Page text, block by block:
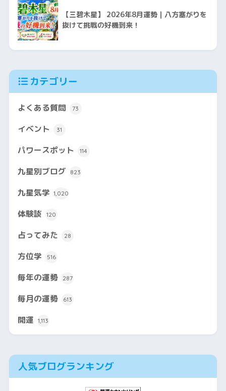
【三碧木星】 2026年8月運勢｜八方塞がりを
抜けて挑戦の好機到来！
カテゴリー
よくある質問 73
イベント 31
パワースポット 114
九星別ブログ 823
九星気学 1,020
体験談 120
占ってみた 28
方位学 516
毎年の運勢 287
毎月の運勢 613
開運 1,113
人気ブログランキング